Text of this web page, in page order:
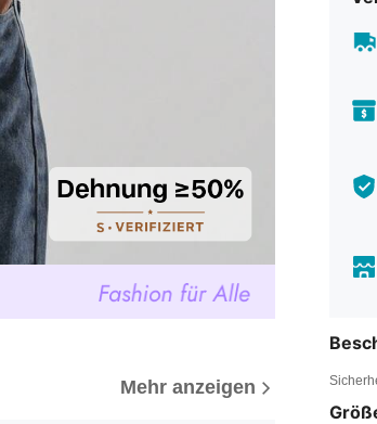
Mehr anzeigen